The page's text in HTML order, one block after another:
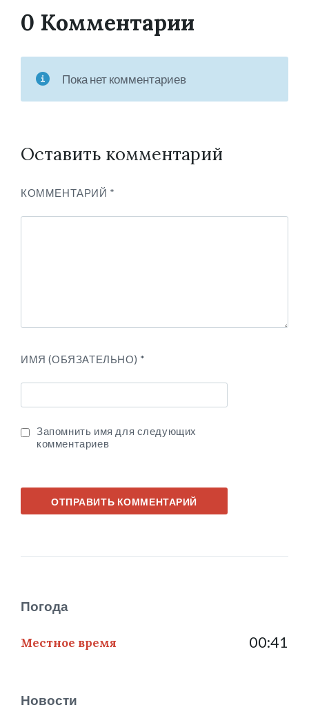
0 Комментарии
Пока нет комментариев
Оставить комментарий
КОММЕНТАРИЙ *
ИМЯ (ОБЯЗАТЕЛЬНО) *
Запомнить имя для следующих
комментариев
Погода
Местное время 00:41
Новости